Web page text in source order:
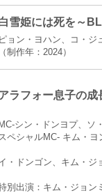
雪姫には死を～
ピョン・ヨハン、コ・ジ
（制作年：2024）
ラフォー息子の
MC-シン・ドンヨプ、ソ
ペシャルMC- キム・ヨ
・ドンゴン、キム・ジ
別出演：キム・ジョン